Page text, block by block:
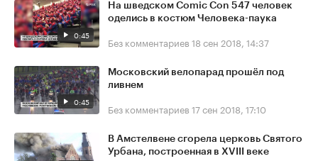
0:45
На шведском Comic Con 547 человек
оделись в костюм Человека-паука
Без комментариев 18 сен 2018, 14:37
0:45
Московский велопарад прошёл под
ливнем
Без комментариев 17 сен 2018, 17:10
В Амстелвене сгорела церковь Святого
Урбана, построенная в XVIII веке